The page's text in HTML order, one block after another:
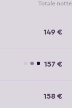
Totale notte
149 €
157 €
158 €